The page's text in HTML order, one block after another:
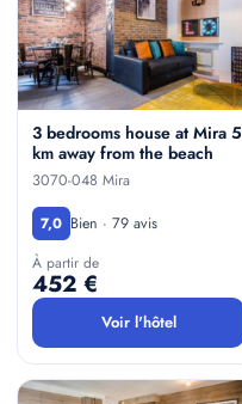
3 bedrooms house at Mira 5
km away from the beach
3070-048 Mira
7,0 Bien · 79 avis
À partir de
452 €
Voir l'hôtel